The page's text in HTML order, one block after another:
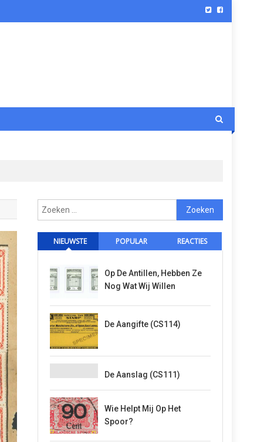
Zoeken
naar:
NIEUWSTE POPULAR REACTIES
Op De Antillen, Hebben Ze
Nog Wat Wij Willen
De Aangifte (CS114)
De Aanslag (CS111)
Wie Helpt Mij Op Het
Spoor?